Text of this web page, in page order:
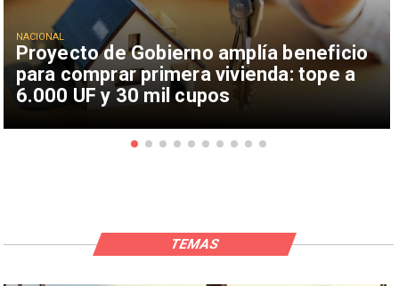
Proyecto de Gobierno amplía beneficio
para comprar primera vivienda: tope a
6.000 UF y 30 mil cupos
NACIONAL
TEMAS